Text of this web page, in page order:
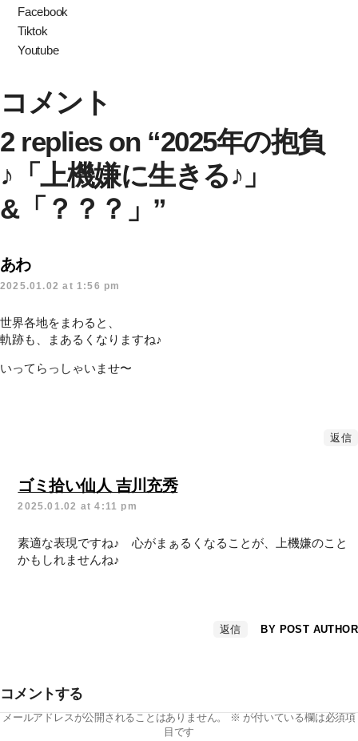
Facebook
Tiktok
Youtube
コメント
2 replies on “2025年の抱負
♪「上機嫌に生きる♪」
&「？？？」”
あわ
2025.01.02 at 1:56 pm
世界各地をまわると、
軌跡も、まあるくなりますね♪
いってらっしゃいませ〜
返信
ゴミ拾い仙人 吉川充秀
2025.01.02 at 4:11 pm
素適な表現ですね♪ 心がまぁるくなることが、上機嫌のこと
かもしれませんね♪
返信 BY POST AUTHOR
コメントする
メールアドレスが公開されることはありません。 ※ が付いている欄は必須項
目です